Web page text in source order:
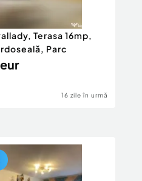
Terasa 16mp,
Parc
16 zile în urmă